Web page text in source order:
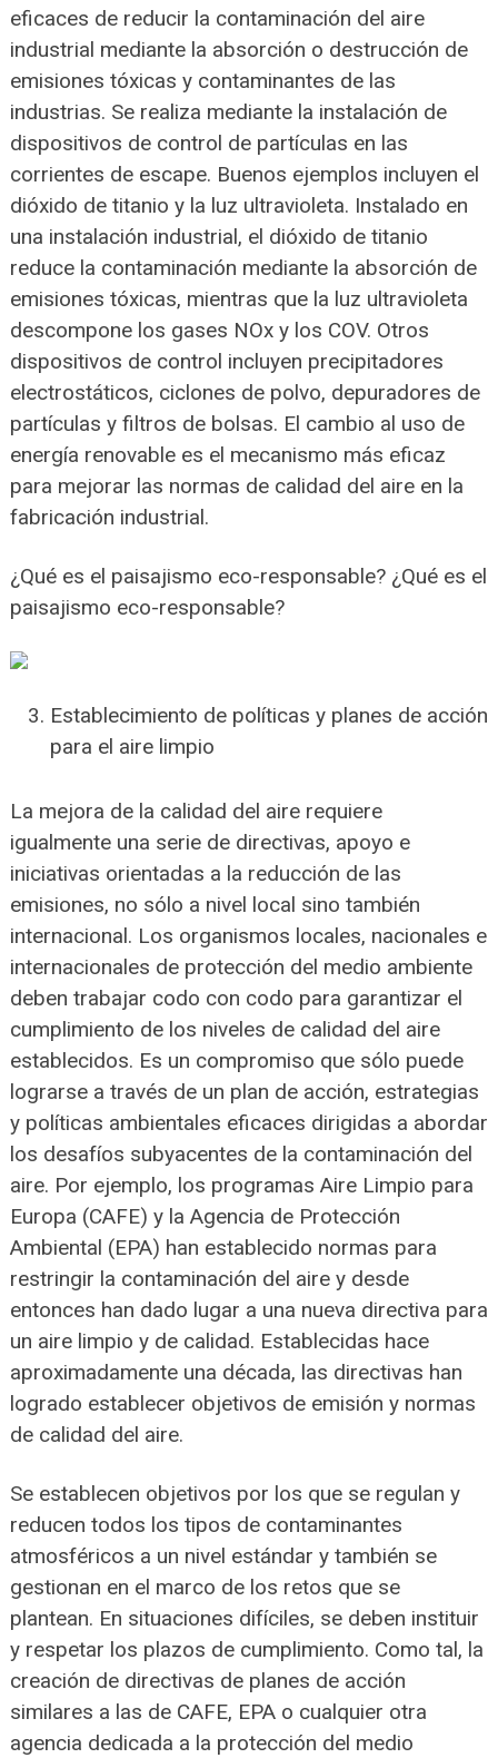
eficaces de reducir la contaminación del aire
industrial mediante la absorción o destrucción de
emisiones tóxicas y contaminantes de las
industrias. Se realiza mediante la instalación de
dispositivos de control de partículas en las
corrientes de escape. Buenos ejemplos incluyen el
dióxido de titanio y la luz ultravioleta. Instalado en
una instalación industrial, el dióxido de titanio
reduce la contaminación mediante la absorción de
emisiones tóxicas, mientras que la luz ultravioleta
descompone los gases NOx y los COV. Otros
dispositivos de control incluyen precipitadores
electrostáticos, ciclones de polvo, depuradores de
partículas y filtros de bolsas. El cambio al uso de
energía renovable es el mecanismo más eficaz
para mejorar las normas de calidad del aire en la
fabricación industrial.
¿Qué es el paisajismo eco-responsable? ¿Qué es el
paisajismo eco-responsable?
Establecimiento de políticas y planes de acción
para el aire limpio
La mejora de la calidad del aire requiere
igualmente una serie de directivas, apoyo e
iniciativas orientadas a la reducción de las
emisiones, no sólo a nivel local sino también
internacional. Los organismos locales, nacionales e
internacionales de protección del medio ambiente
deben trabajar codo con codo para garantizar el
cumplimiento de los niveles de calidad del aire
establecidos. Es un compromiso que sólo puede
lograrse a través de un plan de acción, estrategias
y políticas ambientales eficaces dirigidas a abordar
los desafíos subyacentes de la contaminación del
aire. Por ejemplo, los programas Aire Limpio para
Europa (CAFE) y la Agencia de Protección
Ambiental (EPA) han establecido normas para
restringir la contaminación del aire y desde
entonces han dado lugar a una nueva directiva para
un aire limpio y de calidad. Establecidas hace
aproximadamente una década, las directivas han
logrado establecer objetivos de emisión y normas
de calidad del aire.
Se establecen objetivos por los que se regulan y
reducen todos los tipos de contaminantes
atmosféricos a un nivel estándar y también se
gestionan en el marco de los retos que se
plantean. En situaciones difíciles, se deben instituir
y respetar los plazos de cumplimiento. Como tal, la
creación de directivas de planes de acción
similares a las de CAFE, EPA o cualquier otra
agencia dedicada a la protección del medio